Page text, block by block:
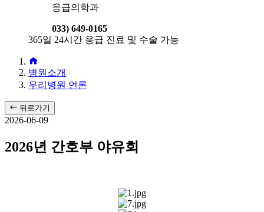
응급의학과
033) 649-0165
365일 24시간 응급 진료 및 수술 가능
병원소개
우리병원 언론
뒤로가기
2026-06-09
2026년 간호부 야유회